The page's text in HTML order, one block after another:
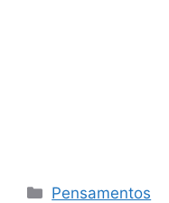
Categorias
Pensamentos